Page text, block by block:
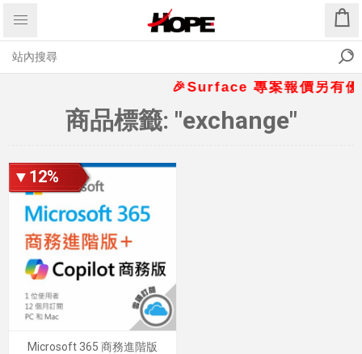
🎉Surface 專案報價另有
商品標籤: "exchange"
▼12%
Microsoft 365 商務進階版